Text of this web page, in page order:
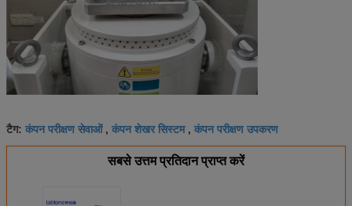
टैग: कंपन परीक्षण सेवाओं, कंपन शेखर सिस्टम, कंपन परीक्षण उपकरण
सबसे उत्तम प्रतिदान प्राप्त करें